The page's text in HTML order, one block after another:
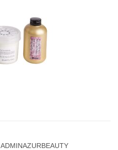
ADMINAZURBEAUTY